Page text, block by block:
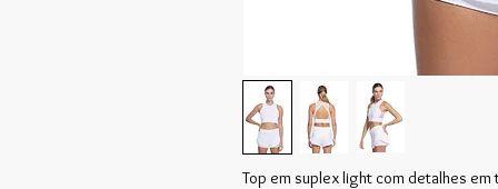
Top em suplex light com detalhes em